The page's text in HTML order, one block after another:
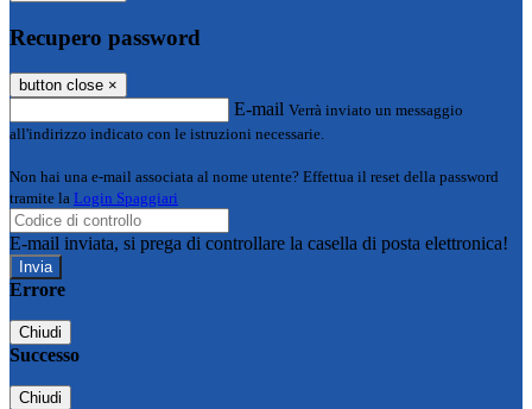
Recupero password
button close ×
E-mail Verrà inviato un messaggio
all'indirizzo indicato con le istruzioni necessarie.
Non hai una e-mail associata al nome utente? Effettua il reset della password
tramite la Login Spaggiari
E-mail inviata, si prega di controllare la casella di posta elettronica!
Errore
Chiudi
Successo
Chiudi